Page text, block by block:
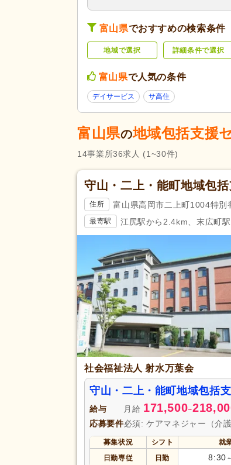
サービスの種
サービス付き高齢者
グループホーム (282)
看護小規模多機能型
診療所・クリニック
応募条件・こ
だわり
未経験可(2,761)
40代活躍(2,947)
スピード対応(369)
勤務形態
残業ほぼなし(3,878)
夜勤のみ可(168)
週3日から可(308)
即日勤務可(128)
初任者研修（旧ヘル
認知症ケア専門士(1)
社会福祉主事任用
介護支援専門員（ケ
(222)
准看護師 (565)
富山県でおすすめの検索条件
地域で選択 詳細条件で選択
富山県で人気の条件
デイサービス サ高住
富山県の地域包括支援
14事業所36求人 (1~30件)
守山・二上・能町地域包
住所 富山県高岡市二上町1004特別
最寄駅 江尻駅から2.4km、末広町
社会福祉法人 射水万葉会
守山・二上・能町地域包括
給与 月給 171,500~
応募要件必須: ケアマネジャー（介
募集状況 シフト 就
日勤専従
日勤 8:30